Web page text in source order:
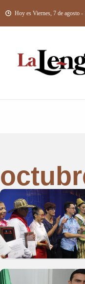
Hoy es Viernes, 7 de agosto -